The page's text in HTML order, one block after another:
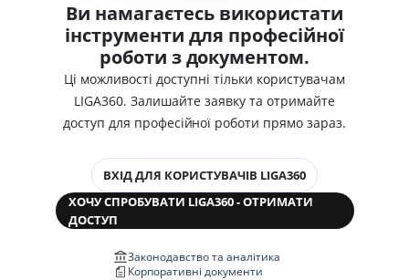
Ви намагаєтесь використати
інструменти для професійної
роботи з документом.
Ці можливості доступні тільки користувачам
LIGA360. Залишайте заявку та отримайте
доступ для професійної роботи прямо зараз.
ВХІД ДЛЯ КОРИСТУВАЧІВ LIGA360
ХОЧУ СПРОБУВАТИ LIGA360 - ОТРИМАТИ
ДОСТУП
Законодавство та аналітика
Корпоративні документи